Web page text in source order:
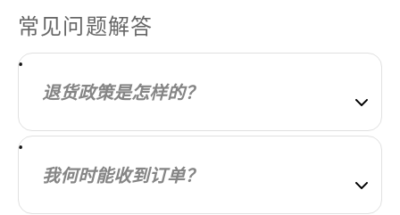
常见问题解答
退货政策是怎样的？
我们的目标是让每位顾客都对所购商品完全满意。如
果未能实现，请告知我们，我们将尽力与您协商解
决。
我何时能收到订单？